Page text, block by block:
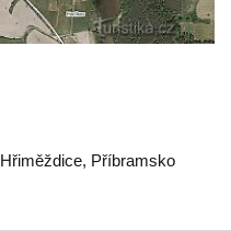
Hřiměždice, Příbramsko